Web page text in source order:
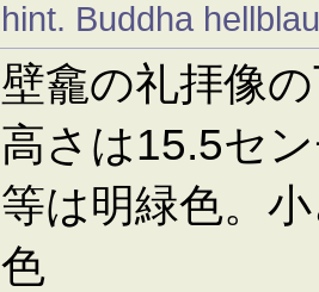
hint. Buddha
壁龕の礼拝像
高さは15.5セ
等は明緑色。
色